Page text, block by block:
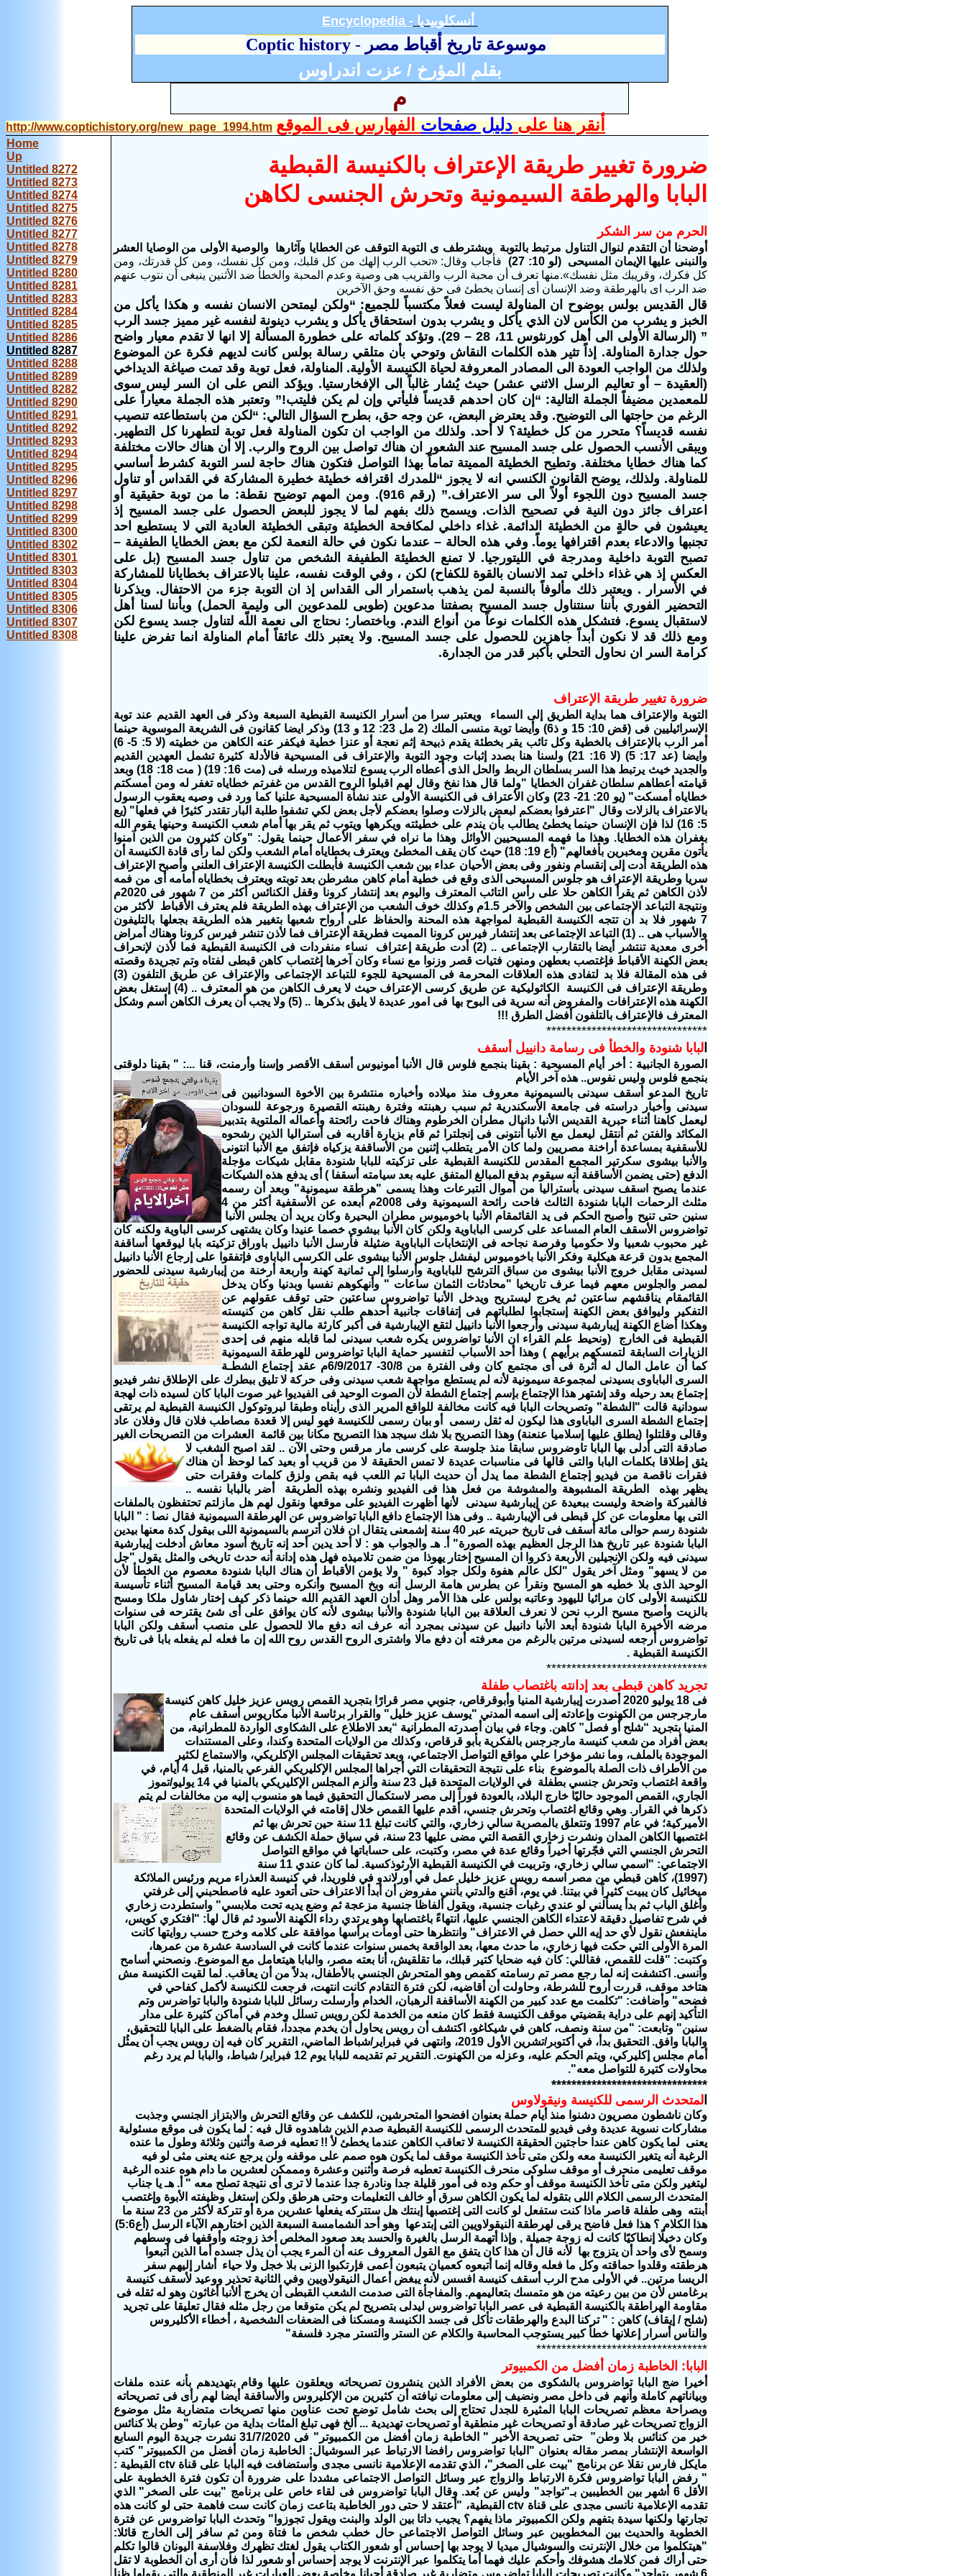
Encyclopedia - أنسكلوبيديا
موسوعة تاريخ أقباط مصر-
Coptic history
بقلم المؤرخ / عزت اندراوس
م
أنقر هنا علىدليل صفحاتالفهارس فى الموقع http://www.coptichistory.org/new_page_1994.htm
Home
Up
Untitled 8272
Untitled 8273
Untitled 8274
Untitled 8275
Untitled 8276
Untitled 8277
Untitled 8278
Untitled 8279
Untitled 8280
Untitled 8281
Untitled 8283
Untitled 8284
Untitled 8285
Untitled 8286
Untitled 8287
Untitled 8288
Untitled 8289
Untitled 8282
Untitled 8290
Untitled 8291
Untitled 8292
Untitled 8293
Untitled 8294
Untitled 8295
Untitled 8296
Untitled 8297
Untitled 8298
Untitled 8299
Untitled 8300
Untitled 8302
Untitled 8301
Untitled 8303
Untitled 8304
Untitled 8305
Untitled 8306
Untitled 8307
Untitled 8308
ضرورة تغيير طريقة الإعتراف بالكنيسة القبطية
البابا والهرطقة السيمونية وتحرش الجنسى لكاهن
الحرم من سر الشكر
أوضحنا أن التقدم لنوال التناول مرتبط بالتوبة ويشترطف ى التوبة التوقف عن الخطايا وآثارها والوصية الأولى من الوصايا العشر
والنبنى عليها الإيمان المسيحى (لو 10: 27)
فأجاب وقال: «تحب الرب إلهك من كل قلبك، ومن كل نفسك، ومن كل قدرتك، ومن
كل فكرك، وقريبك مثل نفسك».منها تعرف أن محبة الرب والقريب هى وصية وعدم المحبة والخطأ ضد الأثنين ينبغى أن نتوب عنهم
ضد الرب اى بالهرطقة وضد الإنسان أى إنسان يخطئ فى حق نفسه وحق الآخرين
قال القديس بولس بوضوح ان المناولة ليست فعلاً مكتسباً للجميع: “ولكن ليمتحن الانسان نفسه و هكذا يأكل من
الخبز و يشرب من الكأس لان الذي يأكل و يشرب بدون استحقاق يأكل و يشرب دينونة لنفسه غير مميز جسد الرب
” (الرسالة الأولى الى أهل كورنثوس 11، 28 – 29). وتؤكد كلماته على خطورة المسألة إلا انها لا تقدم معيار واضح
حول جدارة المناولة. إذاً تثير هذه الكلمات النقاش وتوحي بأن متلقي رسالة بولس كانت لديهم فكرة عن الموضوع
ولذلك من الواجب العودة الى المصادر المعروفة لحياة الكنيسة الأولية. المناولة، فعل توبة وقد تمت صياغة الديداخي
(العقيدة – أو تعاليم الرسل الاثني عشر) حيث يُشار غالباً الى الإفخارستيا. ويؤكد النص على ان السر ليس سوى
للمعمدين مضيفاً الجملة التالية: “إن كان احدهم قديساً فليأتي وإن لم يكن فليتب!” وتعتبر هذه الجملة معياراً على
الرغم من حاجتها الى التوضيح. وقد يعترض البعض، عن وجه حق، بطرح السؤال التالي: “لكن من باستطاعته تنصيب
نفسه قديساً؟ متحرر من كل خطيئة؟ لا أحد. ولذلك من الواجب ان تكون المناولة فعل توبة لتطهرنا كل التطهير.
ويبقى الأنسب الحصول على جسد المسيح عند الشعور ان هناك تواصل بين الروح والرب. إلا أن هناك حالات مختلفة
كما هناك خطايا مختلفة. وتطيح الخطيئة المميتة تماماً بهذا التواصل فتكون هناك حاجة لسر التوبة كشرط أساسي
للمناولة. ولذلك، يوضح القانون الكنسي انه لا يجوز “للمدرك اقترافه خطيئة خطيرة المشاركة في القداس أو تناول
جسد المسيح دون اللجوء أولاً الى سر الاعتراف.” (رقم 916). ومن المهم توضيح نقطة: ما من توبة حقيقية أو
اعتراف جائز دون النية في تصحيح الذات. ويسمح ذلك بفهم لما لا يجوز للبعض الحصول على جسد المسيح إذ
يعيشون في حالةٍ من الخطيئة الدائمة. غذاء داخلي لمكافحة الخطيئة وتبقى الخطيئة العادية التي لا يستطيع احد
تجنبها والادعاء بعدم اقترافها يوماً. وفي هذه الحالة – عندما نكون في حالة النعمة لكن مع بعض الخطايا الطفيفة –
تصبح التوبة داخلية ومدرجة في الليتورجيا. لا تمنع الخطيئة الطفيفة الشخص من تناول جسد المسيح (بل على
العكس إذ هي غذاء داخلي تمد الانسان بالقوة للكفاح) لكن ، وفي الوقت نفسه، علينا بالاعتراف بخطايانا للمشاركة
في الأسرار . ويعتبر ذلك مألوفاً بالنسبة لمن يذهب باستمرار الى القداس إذ ان التوبة جزء من الاحتفال. ويذكرنا
التحضير الفوري بأننا سنتناول جسد المسيح بصفتنا مدعوين (طوبى للمدعوين الى وليمة الحمل) وبأننا لسنا أهل
لاستقبال يسوع. فتشكل هذه الكلمات نوعاً من أنواع الندم. وباختصار: نحتاج الى نعمة اللّه لتناول جسد يسوع لكن
ومع ذلك قد لا نكون أبداً جاهزين للحصول على جسد المسيح. ولا يعتبر ذلك عائقاً أمام المناولة انما تفرض علينا
كرامة السر ان نحاول التحلي بأكبر قدر من الجدارة.
ضرورة تغيير طريقة الإعتراف
التوبة والإعتراف هما بداية الطريق إلى السماء ويعتبر سرا من أسرار الكنيسة القبطية السبعة وذكر فى العهد القديم عند توبة
الإسرائيليين فى (قض 10: 15 و ذ6) وأيضا توبة منسى الملك (2 مل 23: 12 و 13) وذكر ايضا كقانون فى الشريعة الموسوية حينما
أمر الرب بالإعتراف بالخطية وكل تائب يقر بخطئة يقدم ذبيحة إثم نعجة أو عنزا خطية فيكفر عنه الكاهن من خطيته
(لا 5: 5- 6)
وايضا (عد 17: 5) (لا 16: 21) ولسنا هنا بصدد إثبات وجود التوبة والإعتراف فى المسيحية فالأدلة كثيرة تشمل العهدين القديم
والجديد خيث يرتبط هذا السر بسلطان الربط والحل الذى أعطاه الرب يسوع لتلاميذه ورسله فى (مت 16: 19) ( مت 18: 18) وبعد
قيامته أعطاهم سلطان غفران الخطايا "ولما قال هذا نفخ وقال لهم اقبلوا الروح القدس من غفرتم خطاياه تغفر له ومن أمسكتم
خطاياه أمسكت"(يو 20: 21- 23) وكان الأعتراف فى الكنيسة الأولى عند نشأة المسيحية علنيا كما ورد فى
وصيه يعقوب الرسول
بالاعتراف بالزلات وقال "اعترفوا بعضكم لبعض بالزلات وصلوا بعضكم لأجل بعض لكي تشفوا طلبة البار تقتدر كثيرًا في فعلها" (يع
5: 16)
لذا فإن الإنسان حينما يخطئ يطالب بأن يندم على خطيئته ويكرهها ويتوب ثم يقر بها أمام شعب الكنيسة وحينها يقوم الله
بغفران هذه الخطايا. وهذا ما فهمه المسيحيين الأوائل وهذا ما نراه في سفر الأعمال حينما يقول: "وكان كثيرون من الذين آمنوا
يأتون مقرين ومخبرين بأفعالهم"
(أع 19: 18) حيث كان يقف المخطئ ويعترف بخطاياه أمام الشعب ولكن لما رأى قادة الكنيسة أن
هذه الطريقة أدت إلى إنقسام ونفور وفى بعض الأحيان عداء بين شعب الكنيسة فأبطلت الكنيسة الإعتراف العلنى وأصبح الإعتراف
سريا وطريقة الإعتراف هو جلوس المسيحى الذى وقع فى خطية أمام كاهن مشرطن بعد توبته ويعترف بخطاياه أمامه أى من فمه
لأذن الكاهن ثم يقرأ الكاهن حلا على رأس التائب المعترف واليوم بعد إنتشار كرونا وقفل الكنائس أكثر من 7 شهور فى 2020م
ونتيجة التباعد الإجتماعى بين الشخص والآخر 1.5م وكذلك خوف الشعب من الإعتراف بهذه الطريقة فلم يعترف الأقباط لأكثر من
7 شهور فلا بد أن تتجه الكنيسة القبطية لمواجهة هذه المحنة والحفاظ على أرواح شعبها بتغيير هذه الطريقة بجعلها بالتليفون
والأسباب هى .. (1) التباعد الإجتماعى بعد إنتشار فيرس كرونا المميت فطريقة ألإعتراف فما لأذن تنشر فيرس كرونا وهناك أمراض
أخرى معدية تنتشر أيضا بالتقارب الإجتماعى .. (2) أدت طريقة إعتراف نساء منفردات فى الكنيسة القبطية فما لأذن لإنحراف
بعض الكهنة الأقباط فإغتصب بعطهن ومنهن فتيات قصر وزنوا مع نساء وكان آخرها إغتصاب كاهن قبطى لفتاه وتم تجريدة وقصته
فى هذه المقالة فلا بد لتفادى هذه العلاقات المحرمة فى المسيحية للجوء للتباعد الإجتماعى والإعتراف عن طريق التلفون (3)
وطريقة الإعتراف فى الكنيسة الكاثوليكية عن طريق كرسى الإعتراف حيث لا يعرف الكاهن من هو المعترف .. (4) إستغل بعض
الكهنة هذه الإعترافات والمفروض أنه سرية فى البوح بها فى امور عديدة لا يليق بذكرها .. (5) ولا يجب أن يعرف الكاهن أسم وشكل
المعترف فالإعتراف بالتلفون أفضل الطرق !!!
********************************
لبابا شنودة والخطأ فى رسامة دانييل أسقف
الصورة الجانبية : أخر أيام المسيحية : بقينا بنجمع فلوس قال الأنبا أمونيوس أسقف الأقصر وإسنا وأرمنت، قنا ...: " بقينا دلوقتى
بنجمع فلوس وليس نفوس.. هذه آخر الأيام
تاريخ المدعو أسقف سيدنى بالسيمونية معروف منذ ميلاده وأخباره منتشرة بين الأخوة السودانيين فى
سيدنى وأخبار دراسته فى جامعة الأسكندرية ثم سبب رهبنته وفترة رهبنته القصيرة ورجوعة للسودان
ليعمل كاهنا أثناء حبرية القديس الأنبا دانيال مطران الخرطوم وهناك فاحت رائحتة وأعماله الملتوية بتدبير
المكائد والفتن ثم أنتقل ليعمل مع الأنبا أنتونى فى إنجلترا ثم قام بزيارة أقاربه فى أستراليا الذين رشحوه
للأسقفية بمساعدة أراخنة مصريين ولما كان الأمر يتطلب إثنين من الأساقفة يزكياه فإتفق مع الأنبا انتونى
والأنبا بيشوى سكرتير المجمع المقدس للكنيسة القبطية على تزكيته للبابا شنودة مقابل شيكات مؤجلة
الدفع (حتى يضمن الأساقفة أنه سيقوم بدفع المبالغ المتفق عليه بعد سيامته أسقفا ) أى يدفع هذه الشيكات
عندما يصبح اسقف سيدنى بأستراليا من أموال التبرعات وهذا يسمى "هرطقة سيمونية" وبعد أن رسمه
مثلث الرحمات البابا شنودة الثالث فاحت رائحة السيمونية وفى 2008م أبعده عن الأسقفية أكثر من 4
سنين حتى تنيح وأصبح الحكم فى يد القائمقام الأنبا باخوميوس مطران البحيرة وكان يريد أن يجلس الأنبا
تواضروس الأسقف العام المساعد على كرسى الباباوية ولكن كان الأنبا بيشوى خصما عنيدا وكان يشتهى كرسى الباوية ولكنه كان
غير محبوب شعبيا ولا حكوميا وفرصة نجاحه فى الإنتخابات الباباوية ضئيلة فأرسل الأنبا دانييل باوراق تزكيته بابا ليوقعها أساقفة
المجمع بدون قرعة هيكلية وفكر الأنبا باخوميوس ليفشل جلوس الأنبا بيشوى على الكرسى الباباوى فإتفقوا على إرجاع الأنبا دانييل
لسيدنى مقابل خروج الأنبا بيشوى من سباق الترشح للباباوية وأرسلوا إلى ثمانية كهنة وأربعة أرخنة من إيبارشية سيدنى للحضور
لمصر والجلوس معهم فيما عرف تاريخيا "محادثات الثمان ساعات " وأنهكوهم نفسيا وبدنيا وكان يدخل
القائمقام يناقشهم ساعتين ثم يخرج ليستريح ويدخل الأنبا تواضروس ساعتين حتى توقف عقولهم عن
التفكير وليوافق بعض الكهنة إستجابوا لطلباتهم فى إتفاقات جانبية أحدهم طلب نقل كاهن من كنيسته
وهكذا أضاع الكهنة إيبارشية سيدنى وأرجعوا الأنبا دانييل لتقع الإيبارشية فى أكبر كارثة مالية تواجه الكنيسة
القبطية فى الخارج
(ونحيط علم القراء ان الأنبا تواضروس يكره شعب سيدنى لما قابله منهم فى إحدى
الزيارات السابقة لتمسكهم برأيهم ) وهذا أحد الأسباب لتفسير حماية البابا تواضروس للهرطقة السيمونية
كما أن عامل المال له أثرة فى أى مجتمع كان وفى الفترة من 30/8- 6/9/2017م عقد إجتماع الشطـة
السرى الباباوى بسيدنى لمجموعة سيمونية لأنه لم يستطع مواجهة شعب سيدنى وفى حركة لا تليق ببطرك على الإطلاق نشر فيديو
إجتماع بعد رحيله وقد إشتهر هذا الإجتماع بإسم إجتماع الشطة لأن الصوت الوحيد فى الفيديوا غير صوت البابا كان لسيده ذات لهجة
سودانية قالت "الشطة" وتصريحات البابا فيه كانت مخالفة للواقع المرير الذى رأيناه وطبقا لبروتوكول الكنيسة القبطية لم يرتقى
إجتماع الشطة السرى الباباوى هذا ليكون له ثقل رسمى أو بيان رسمى للكنيسة فهو ليس إلا قعدة مصاطب فلان قال وفلان عاد
وقالى وقلتلوا (يطلق عليها إسلاميا عنعنة) وهذا التصريح بلا شك سيجد هذا التصريح مكانا بين قائمة العشرات من التصريحات الغير
صادقة التى أدلى بها البابا تاوضروس سابقا منذ جلوسة على كرسى مار مرقس وحتى الآن .. لقد اصبح الشغب لا
يثق إطلاقا بكلمات البابا والتى قالها فى مناسبات عديدة لا تمس الحقيقة لا من قريب أو بعيد كما لوحظ أن هناك
فقرات ناقصة من فيديو إجتماع الشطة مما يدل أن حديث البابا تم اللعب فيه بقص ولزق كلمات وفقرات حتى
يظهر بهذه الطريقة المشبوهة والمشوشة من فعل هذا فى الفيديو ونشره بهذه الطريقة أضر بالبابا نفسه ..
فالفبركة واضحة وليست ببعيدة عن إيبارشية سيدنى لأنها أظهرت الفيديو على موقعها ونقول لهم هل مازلتم تحتفظون بالملفات
التى بها معلومات عن كل قبطى فى ألإيبارشية .. وفى هذا الإجتماع دافع البابا تواضروس عن الهرطقة السيمونية فقال نصا : " البابا
شنودة رسم حوالى مائة أسقف فى تاريخ حبريته عبر 40 سنة إشمعنى يتقال ان فلان أترسم بالسيمونية اللى بيقول كدة معنها بيدين
البابا شنودة عبر تاريخ هذا الرجل العظيم بهذه الصورة" أ. هـ والجواب هو : لا أحد يدين أحد إنه تاريخ أسود معاش أدخلت إيبارشية
سيدنى فيه ولكن الإنجيلين الأربعة ذكروا ان المسيح إختار يهوذا من ضمن تلاميذه فهل هذه إدانة أنه حدث تاريخى والمثل يقول "جل
من لا يسهو" ومثل آخر يقول "لكل عالم هفوة ولكل جواد كبوة " ولا يؤمن الأقباط أن هناك البابا شنودة معصوم من الخطأ لأن
الوحيد الذى بلا خطيه هو المسيح ونقرأ عن بطرس هامة الرسل أنه وبخ المسيح وأنكره وحتى بعد قيامة المسيح أثناء تأسيسة
للكنيسة الأولى كان مرائيا لليهود وعاتبه بولس على هذا الأمر وهل أدان العهد القديم الله حينما ذكر كيف إختار شاول ملكا ومسح
بالزيت وأصبح مسيح الرب نحن لا نعرف العلاقة بين البابا شنودة والأنبا بيشوى لأنه كان يوافق على أى شئ يقترحه فى سنوات
مرضه الأخيرة البابا شنودة أبعد الأنبا دانييل عن سيدنى بمجرد أنه عرف انه دفع مالا للحصول على منصب أسقف ولكن البابا
تواضروس أرجعه لسيدنى مرتين بالرغم من معرفته أن دفع مالا واشترى الروح القدس روح الله إن ما فعله لم يفعله بابا فى تاريخ
الكنيسة القبطية .
********************************
تجريد كاهن قبطى بعد إدانته باغتصاب طفلة
فى 18 يوليو 2020 أصدرت إيبارشية المنيا وأبوقرقاص، جنوبي مصر قرارًا بتجريد القمص رويس
عزيز خليل كاهن كنيسة
مارجرجس من الكهنوت وإعادته إلى اسمه المدني "يوسف عزيز خليل" والقرار برئاسة الأنبا مكاريوس أسقف عام
المنيا بتجريد “شلح أو فصل” كاهن. وجاء في بيان أصدرته المطرانية “بعد الاطلاع على الشكاوى الواردة للمطرانية، من
بعض أفراد من شعب كنيسة مارجرجس بالفكرية بأبو قرقاص، وكذلك من الولايات المتحدة وكندا، وعلى المستندات
الموجودة بالملف، وما نشر مؤخرا علي مواقع التواصل الاجتماعي، وبعد تحقيقات المجلس الإكلريكي، والاستماع لكثير
من الأطراف ذات الصلة بالموضوع بناء على نتيجة التحقيقات التي أجراها المجلس الإكليريكي الفرعي بالمنيا، قبل 4 أيام، في
واقعة اغتصاب وتحرش جنسي بطفلة في الولايات المتحدة قبل 23 سنة وألزم المجلس الإكليريكي بالمنيا في 14 يوليو/تموز
الجاري، القمص الموجود حاليًا خارج البلاد، بالعودة فوراً إلى مصر لاستكمال التحقيق فيما هو منسوب إليه من مخالفات لم يتم
ذكرها في القرار. وهي وقائع اغتصاب وتحرش جنسي، أقدم عليها القمص خلال إقامته في الولايات المتحدة
الأميركية؛ في عام 1997 وتتعلق بالمصرية سالي زخاري، والتي كانت تبلغ 11 سنة حين تحرش بها ثم
اغتصبها الكاهن المدان ونشرت زخاري القصة التي مضى عليها 23 سنة، في سياق حملة الكشف عن وقائع
التحرش الجنسي التي فجّرتها أخيراً وقائع عدة في مصر، وكتبت، على حساباتها في مواقع التواصل
الاجتماعي: "اسمي سالي زخاري، وتربيت في الكنيسة القبطية الأرثوذكسية. لما كان عندي 11 سنة
(1997)، كاهن قبطي من مصر اسمه رويس عزيز خليل عمل في أورلاندو في فلوريدا، في كنيسة العذراء مريم ورئيس الملائكة
ميخائيل كان يبيت كثيراً في بيتنا. في يوم، أقنع والدتي بأنني مفروض أن أبدأ الاعتراف حتى أتعود عليه فاصطحبني إلى غرفتي
وأغلق الباب ثم بدأ يسألني لو عندي رغبات جنسية، ويقول ألفاظا جنسية مزعجة ثم وضع يديه تحت ملابسي" واستطردت زخاري
في شرح تفاصيل دقيقة لاعتداء الكاهن الجنسي عليها، انتهاءً باغتصابها وهو يرتدي رداء الكهنة الأسود ثم قال لها: "افتكري كويس،
ماينفعش نقول لأي حد إيه اللي حصل في الاعتراف" وانتظرها حتى أومأت برأسها موافقة على كلامه وخرج حسب روايتها كانت
المرة الأولى التي حكت فيها زخاري، ما حدث معها، بعد الواقعة بخمس سنوات عندما كانت في السادسة عشرة من عمرها،
وكتبت: "قلت للقمص، فقاللي: كان فيه ضحايا كتير قبلك، ما تقلقيش، أنا بعته مصر، والبابا هيتعامل مع الموضوع. ونصحني أسامح
وأنسى. اكتشفت إنه لما رجع مصر تم رسامته كقمص وهو المتحرش الجنسي بالأطفال، بدلاً من أن يعاقب. لما لقيت الكنيسة مش
هتاخد موقف، قررت أروح للشرطة، وحاولت أن أقاضيه، لكن فترة التقادم كانت انتهت، فرجعت للكنيسة لأكمل كفاحي في
فضحه" وأضافت: "تكلمت مع عدد كبير من الكهنة الأساقفة الرهبان، الخدام وأرسلت رسائل للبابا شنودة والبابا تواضرس وتم
التأكيد إنهم على دراية بقضيتي موقف الكنيسة فقط كان منعه من الخدمة لكن رويس تسلل وخدم في أماكن كثيرة على مدار
سنين" وتابعت: "من سنة ونصف، كاهن في شيكاغو، اكتشف أن رويس يحاول أن يخدم مجدداً، فقام بالضغط على البابا للتحقيق،
والبابا وافق. التحقيق بدأ، في أكتوبر/تشرين الأول 2019، وانتهى في فبراير/شباط الماضي، التقرير كان فيه إن رويس يجب أن يمثُل
أمام مجلس إكليركي، ويتم الحكم عليه، وعزله من الكهنوت. التقرير تم تقديمه للبابا يوم 12 فبراير/ شباط، والبابا لم يرد رغم
محاولات كتيرة للتواصل معه".
*******************************
لمتحدث الرسمى للكنيسة ونيقولاوس
وكان ناشطون مصريون دشنوا منذ أيام حملة بعنوان افضحوا المتحرشين، للكشف عن وقائع التحرش والابتزاز الجنسي وجذبت
مشاركات نسوية عديدة وفى فيديو للمتحدث الرسمى للكنيسة القبطية صدم الذين شاهدوه قال فيه : لما يكون فى موقع مسئولية
يعنى لما يكون كاهن عندا حاجتين الحقيقة الكنيسة لا تعاقب الكاهن عندما يخطئ لأ !! تعطيه فرصة وأثنين وثلاثة وطول ما عنده
الرغبة أنه يتغير الكنيسة معه ولكن متى تأخذ الكنيسة موقف لما يكون هوه صمم على موقفه ولن يرجع عنه يعنى مثى لو فيه
موقف تعليمى منحرف أو موقف سلوكى منحرف الكنيسة تعطيه فرصة وأثنين وعشرة ومممكن لعشرين ما دام هوه عنده الرغبة
ليتغير ولكن متى تأخذ الكنيسة موقف أو حكم وده فى أمور قليلة جدا ونادرة جدا عندما لا ترى أى نتيجة تصلح معه " أ. هـ يا جناب
المتحدث الرسمى الكلام اللى بتقوله لما يكون الكاهن سرق أو خالف التعليمات وحتى هرطق ولكن إستغل وظيفته الأبوة وإغتصب
أبنته وهى طفلة قاصر ماذا كنت ستفعل لو كانت التى إغتصبها إبنتك هل ستتركه يفعلها عشرين مرة أو تتركة لأكثر من 23 سنة ما
هذا الكلام ؟ هذا فعل فاضح يرقى لهرطقة النيقولاويين التى إبتدعها وهو أحد الشمامسة السبعة الذين اختارهم الآباء الرسل (أع5:6)
وكان دخيلًا إنطاكيًا كانت له زوجة جميلة , وإذا أتهمة الرسل بالغيرة والحسد بعد صعود المخلص أخذ زوجته وأوقفها فى وسطهم
وسمح لأى واحد أن يتزوج بها لأنه قال أن هذا كان يتفق مع القول المعروف عنه أن المرء يجب أن يذل جسده أما الذين أتبعوا
هرطقته وقلدوا حماقته وكل ما فعله وقاله إنما أتبعوه كعميان يتبعون أعمى فإرتكبوا الزنى بلا خجل ولا حياء أشار إليهم سفر
الريسا مرتين.. في الأولى مدح الرب أسقف كنيسة افسس لأنه يبغض أعمال النيقولاويين وفي الثانية تحذير ووعيد لأسقف كنيسة
برغامس لأن من بين رعيته من هو متمسك بتعاليمهم. والمفاجأة التى صدمت الشعب القبطى أن يخرج ألأنبا أغاثون وهو له ثقله فى
مقاومة الهراطقة بالكنيسة القبطية فى عصر البابا تواضروس ليدلى بتصريح لم يكن متوقعا من رجل مثله فقال تعليقا على تجريد
(شلح / إيقاف) كاهن : " تركنا البدع والهرطقات تأكل فى جسد الكنيسة ومسكنا فى الضعفات الشخصية ، أخطاء الأكليروس
والناس أسرار إعلانها خطأ كبير يستوجب المحاسبة والكلام عن الستر والتستر مجرد فلسفة"
**********************************
البابا: الخاطبة زمان أفضل من ‏الكمبيوتر
أخيرا ضج البابا تواضروس بالشكوى من بعض الأفراد الذين ينشرون تصريحاته ويعلقون عليها وقام بتهديدهم بأنه عنده ملفات
وبياناتهم كاملة وأنهم فى داخل مصر ونضيف إلى معلومات نيافته أن كثيرين من الإكليروس والأساقفة أيضا لهم رأى فى تصريحاته
وبصراحة معظم تصريحات البابا المثيرة للجدل تحتاج إلى بحث شامل توضع تحت عناوين منها تصريخات متضاربة مثل موضوع
الزواج تصريحات غير صادقة أو تصريحات غير منطقية أو تصريحات تهديدية ... ألخ فهى تبلغ المئات بداية من عبارته "وطن بلا كنائس
خير من كنائس بلا وطن” حتى تصريحة الأخير " الخاطبة زمان أفضل من ‏الكمبيوتر" فى 31/7/2020 نشرت جريدة اليوم السابع
الواسعة الإنتشار بمصر مقاله بعنوان "البابا تواضروس رافضا الارتباط عبر السوشيال: الخاطبة زمان أفضل من ‏الكمبيوتر" كتب
مايكل فارس نقلا عن برنامج "بيت على الصخر"، الذي تقدمه ‏الإعلامية نانسى مجدى وأستضافت فيه البابا على قناة ‏ctv‏ القبطية :
" رفض البابا تواضروس فكرة الارتباط والزواج عبر وسائل ‏التواصل الاجتماعى مشددا على ضرورة أن تكون فترة الخطوبة على
‏الأقل 6 أشهر بين الخطيبين بـ"تواجد" وليس عن بُعد.‏ وقال البابا تواضروس فى لقاء خاص على برنامج "بيت على الصخر" الذي
تقدمه ‏الإعلامية نانسى مجدى على قناة ‏ctv‏ القبطية، "أعتقد ‏لا حتى دور الخاطبة بتاعت زمان كانت ست فاهمة حتى لو كانت هذه
‏تجارتها ولكنها سيدة بتفهم ولكن الكمبيوتر ماذا يفهم؟ يجيب داتا بين الولد ‏والبنت ويقول تجوزوا" وتحدث البابا تواضروس عن فترة
الخطوبة والحديث بين المخطوبين عبر وسائل ‏التواصل الاجتماعى حال خطب شخص ما فتاة ومن ثم سافر إلى الخارج ‏قائلا:
"هيتكلموا من خلال الإنترنت والسوشيال ميديا لا يوجد بها إحساس ‏أو شعور الكتاب يقول لغتك تظهرك وفلاسفة اليونان قالوا تكلم
حتى ‏أراك فمن كلامك هشوفك وأحكم عليك فهما أما يتكلموا عبر الإنترنت لا ‏يوجد إحساس أو شعور لذا فأن أرى أن الخطوبة لا تقل
6 شهور بتواجد"‏ وكانت تصريحات البابا تواضروس متضاربة غير صادقة أحيانا وخاصة بعض العبارات غير المنطقية والتى يقولها ظنا